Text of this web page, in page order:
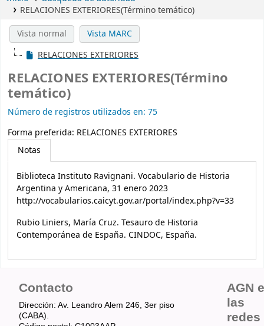
RELACIONES EXTERIORES(Término temático)
Vista normal
Vista MARC
RELACIONES EXTERIORES
RELACIONES EXTERIORES(Término
temático)
Número de registros utilizados en: 75
Forma preferida: RELACIONES EXTERIORES
Notas
Biblioteca Instituto Ravignani. Vocabulario de Historia
Argentina y Americana, 31 enero 2023
http://vocabularios.caicyt.gov.ar/portal/index.php?v=33
Rubio Liniers, María Cruz. Tesauro de Historia
Contemporánea de España. CINDOC, España.
Contacto
Dirección: Av. Leandro Alem 246, 3er piso
(CABA).
AGN
las
redes